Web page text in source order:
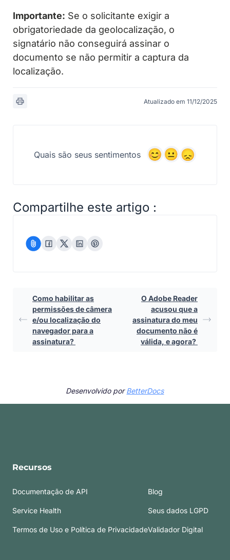
Importante: Se o solicitante exigir a
obrigatoriedade da geolocalização, o
signatário não conseguirá assinar o
documento se não permitir a captura da
localização.
Atualizado em 11/12/2025
Quais são seus sentimentos
Compartilhe este artigo :
Como habilitar as
permissões de câmera
e/ou localização do
navegador para a
assinatura?
O Adobe Reader
acusou que a
assinatura do meu
documento não é
válida, e agora?
Desenvolvido porBetterDocs
Recursos
Documentação de API
Service Health
Termos de Uso e Política de Privacidade
Blog
Seus dados LGPD
Validador Digital